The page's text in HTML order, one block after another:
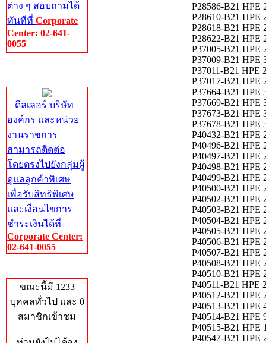
ต่าง ๆ สอบถามได้
ทันทีที่ Corporate
Center: 02-641-
0055
ดีลเลอร์ บริษัท
องค์กร และหน่วย
งานราชการ
สามารถติดต่อ
โดยตรงไปยังกลุ่มผู้
ดูแลลูกค้าพิเศษ
เพื่อรับสิทธิพิเศษ
และเงื่อนไขการ
ชำระเงินได้ที่
Corporate Center:
02-641-0055
ขณะนี้มี 1233
บุคคลทั่วไป และ 0
สมาชิกเข้าชม
P28586-B21 HPE
P28610-B21 HPE
P28618-B21 HPE
P28622-B21 HPE
P37005-B21 HPE
P37009-B21 HPE
P37011-B21 HPE
P37017-B21 HPE
P37664-B21 HPE
P37669-B21 HPE
P37673-B21 HPE
P37678-B21 HPE
P40432-B21 HPE
P40496-B21 HPE
P40497-B21 HPE
P40498-B21 HPE
P40499-B21 HPE
P40500-B21 HPE
P40502-B21 HPE
P40503-B21 HPE
P40504-B21 HPE
P40505-B21 HPE
P40506-B21 HPE
P40507-B21 HPE
P40508-B21 HPE
P40510-B21 HPE
P40511-B21 HPE
P40512-B21 HPE
P40513-B21 HPE
P40514-B21 HPE
P40515-B21 HPE
P40547-B21 HPE